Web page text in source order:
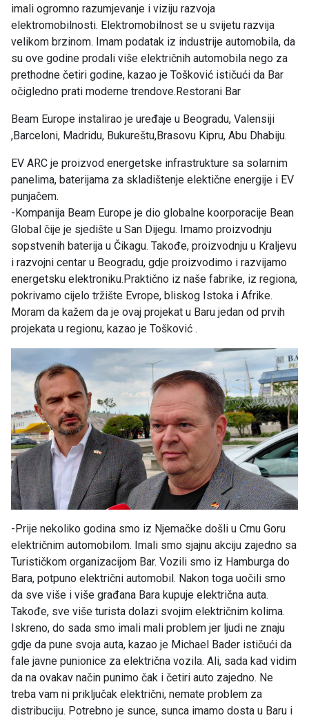
imali ogromno razumjevanje i viziju razvoja
elektromobilnosti. Elektromobilnost se u svijetu razvija
velikom brzinom. Imam podatak iz industrije automobila, da
su ove godine prodali više električnih automobila nego za
prethodne četiri godine, kazao je Tošković ističući da Bar
očigledno prati moderne trendove.Restorani Bar
Beam Europe instalirao je uređaje u Beogradu, Valensiji
,Barceloni, Madridu, Bukureštu,Brasovu Kipru, Abu Dhabiju.
EV ARC je proizvod energetske infrastrukture sa solarnim
panelima, baterijama za skladištenje elektične energije i EV
punjačem.
-Kompanija Beam Europe je dio globalne koorporacije Bean
Global čije je sjedište u San Dijegu. Imamo proizvodnju
sopstvenih baterija u Čikagu. Takođe, proizvodnju u Kraljevu
i razvojni centar u Beogradu, gdje proizvodimo i razvijamo
energetsku elektroniku.Praktično iz naše fabrike, iz regiona,
pokrivamo cijelo tržište Evrope, bliskog Istoka i Afrike.
Moram da kažem da je ovaj projekat u Baru jedan od prvih
projekata u regionu, kazao je Tošković .
-Prije nekoliko godina smo iz Njemačke došli u Crnu Goru
električnim automobilom. Imali smo sjajnu akciju zajedno sa
Turističkom organizacijom Bar. Vozili smo iz Hamburga do
Bara, potpuno električni automobil. Nakon toga uočili smo
da sve više i više građana Bara kupuje električna auta.
Takođe, sve više turista dolazi svojim električnim kolima.
Iskreno, do sada smo imali mali problem jer ljudi ne znaju
gdje da pune svoja auta, kazao je Michael Bader ističući da
fale javne punionice za električna vozila. Ali, sada kad vidim
da na ovakav način punimo čak i četiri auto zajedno. Ne
treba vam ni priključak električni, nemate problem za
distribuciju. Potrebno je sunce, sunca imamo dosta u Baru i